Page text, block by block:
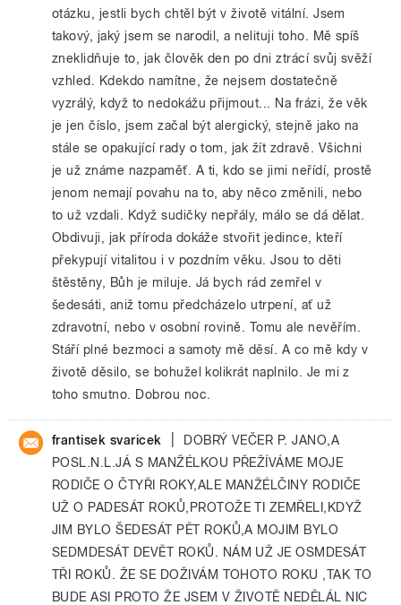
otázku, jestli bych chtěl být v životě vitální. Jsem
takový, jaký jsem se narodil, a nelituji toho. Mě spíš
zneklidňuje to, jak člověk den po dni ztrácí svůj svěží
vzhled. Kdekdo namítne, že nejsem dostatečně
vyzrálý, když to nedokážu přijmout... Na frázi, že věk
je jen číslo, jsem začal být alergický, stejně jako na
stále se opakující rady o tom, jak žít zdravě. Všichni
je už známe nazpaměť. A ti, kdo se jimi neřídí, prostě
jenom nemají povahu na to, aby něco změnili, nebo
to už vzdali. Když sudičky nepřály, málo se dá dělat.
Obdivuji, jak příroda dokáže stvořit jedince, kteří
překypují vitalitou i v pozdním věku. Jsou to děti
štěstěny, Bůh je miluje. Já bych rád zemřel v
šedesáti, aniž tomu předcházelo utrpení, ať už
zdravotní, nebo v osobní rovině. Tomu ale nevěřím.
Stáří plné bezmoci a samoty mě děsí. A co mě kdy v
životě děsilo, se bohužel kolikrát naplnilo. Je mi z
toho smutno. Dobrou noc.
frantisek svaricek
DOBRÝ VEČER P. JANO,A
POSL.N.L.JÁ S MANŽÉLKOU PŘEŽÍVÁME MOJE
RODIČE O ČTYŘI ROKY,ALE MANŽÉLČINY RODIČE
UŽ O PADESÁT ROKŮ,PROTOŽE TI ZEMŘELI,KDYŽ
JIM BYLO ŠEDESÁT PĚT ROKŮ,A MOJIM BYLO
SEDMDESÁT DEVĚT ROKŮ. NÁM UŽ JE OSMDESÁT
TŘI ROKŮ. ŽE SE DOŽIVÁM TOHOTO ROKU ,TAK TO
BUDE ASI PROTO ŽE JSEM V ŽIVOTĚ NEDĚLÁL NIC